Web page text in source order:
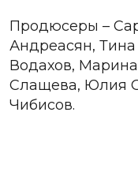
Продюсеры –
Андреасян,
Водахов,
Слащева, Юлия
Чибисов.